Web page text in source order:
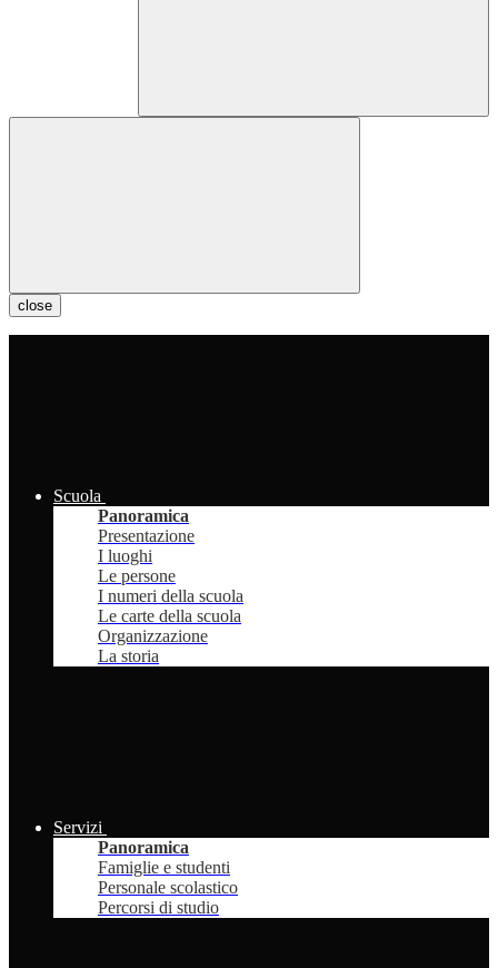
close
Scuola
Panoramica
Presentazione
I luoghi
Le persone
I numeri della scuola
Le carte della scuola
Organizzazione
La storia
Servizi
Panoramica
Famiglie e studenti
Personale scolastico
Percorsi di studio